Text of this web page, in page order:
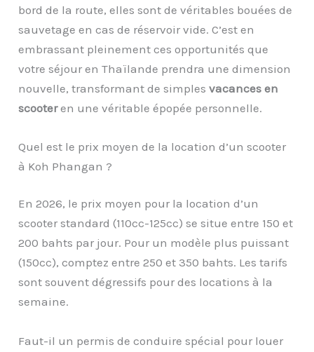
bord de la route, elles sont de véritables bouées de
sauvetage en cas de réservoir vide. C’est en
embrassant pleinement ces opportunités que
votre séjour en Thaïlande prendra une dimension
nouvelle, transformant de simplesvacances en
scooteren une véritable épopée personnelle.
Quel est le prix moyen de la location d’un scooter
à Koh Phangan ?
En 2026, le prix moyen pour la location d’un
scooter standard (110cc-125cc) se situe entre 150 et
200 bahts par jour. Pour un modèle plus puissant
(150cc), comptez entre 250 et 350 bahts. Les tarifs
sont souvent dégressifs pour des locations à la
semaine.
Faut-il un permis de conduire spécial pour louer